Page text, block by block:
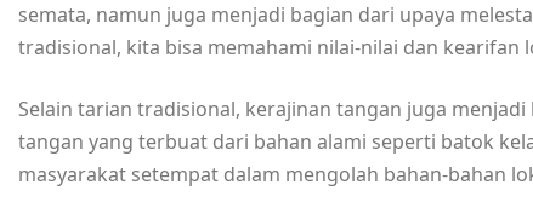
semata, namun juga menjadi bagian dari upaya
tradisional, kita bisa memahami nilai-nilai dan kearifan
Selain tarian tradisional, kerajinan tangan juga
tangan yang terbuat dari bahan alami seperti batok
masyarakat setempat dalam mengolah bahan-bahan